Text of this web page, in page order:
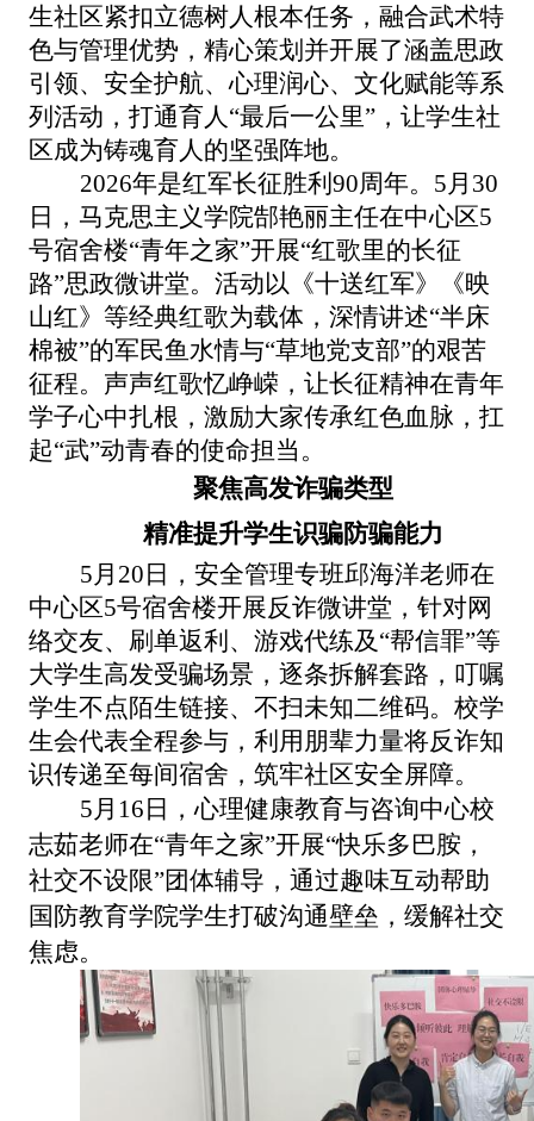
生社区紧扣立德树人根本任务，融合武术特
色与管理优势，精心策划并开展了涵盖思政
引领、安全护航、心理润心、文化赋能等系
列活动，打通育人“最后一公里”，让学生社
区成为铸魂育人的坚强阵地。
2026年是红军长征胜利90周年。5月30
日，马克思主义学院郜艳丽主任在中心区5
号宿舍楼“青年之家”开展“红歌里的长征
路”思政微讲堂。活动以《十送红军》《映
山红》等经典红歌为载体，深情讲述“半床
棉被”的军民鱼水情与“草地党支部”的艰苦
征程。声声红歌忆峥嵘，让长征精神在青年
学子心中扎根，激励大家传承红色血脉，扛
起“武”动青春的使命担当。
聚焦高发诈骗类型
精准提升学生识骗防骗能力
5月20日，安全管理专班邱海洋老师在
中心区5号宿舍楼开展反诈微讲堂，针对网
络交友、刷单返利、游戏代练及“帮信罪”等
大学生高发受骗场景，逐条拆解套路，叮嘱
学生不点陌生链接、不扫未知二维码。校学
生会代表全程参与，利用朋辈力量将反诈知
识传递至每间宿舍，筑牢社区安全屏障。
5月16日，心理健康教育与咨询中心校
志茹老师在“青年之家”开展“快乐多巴胺，
社交不设限”团体辅导，通过趣味互动帮助
国防教育学院学生打破沟通壁垒，缓解社交
焦虑。